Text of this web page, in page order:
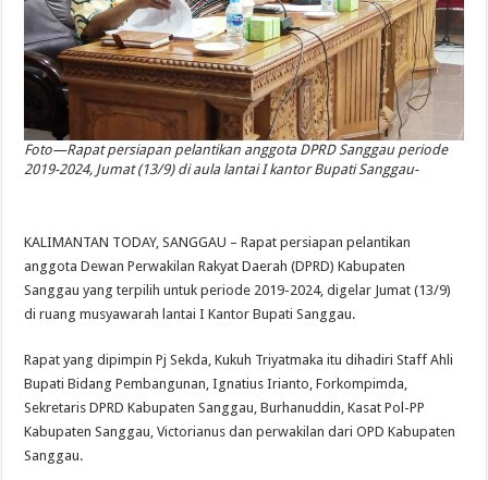
Foto—Rapat persiapan pelantikan anggota DPRD Sanggau periode
2019-2024, Jumat (13/9) di aula lantai I kantor Bupati Sanggau-
KALIMANTAN TODAY, SANGGAU – Rapat persiapan pelantikan
anggota Dewan Perwakilan Rakyat Daerah (DPRD) Kabupaten
Sanggau yang terpilih untuk periode 2019-2024, digelar Jumat (13/9)
di ruang musyawarah lantai I Kantor Bupati Sanggau.
Rapat yang dipimpin Pj Sekda, Kukuh Triyatmaka itu dihadiri Staff Ahli
Bupati Bidang Pembangunan, Ignatius Irianto, Forkompimda,
Sekretaris DPRD Kabupaten Sanggau, Burhanuddin, Kasat Pol-PP
Kabupaten Sanggau, Victorianus dan perwakilan dari OPD Kabupaten
Sanggau.